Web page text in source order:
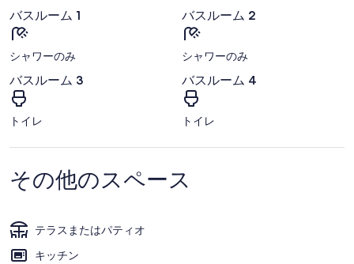
バスルーム 1
シャワーのみ
バスルーム 2
シャワーのみ
バスルーム 3
トイレ
バスルーム 4
トイレ
その他のスペース
テラスまたはパティオ
キッチン